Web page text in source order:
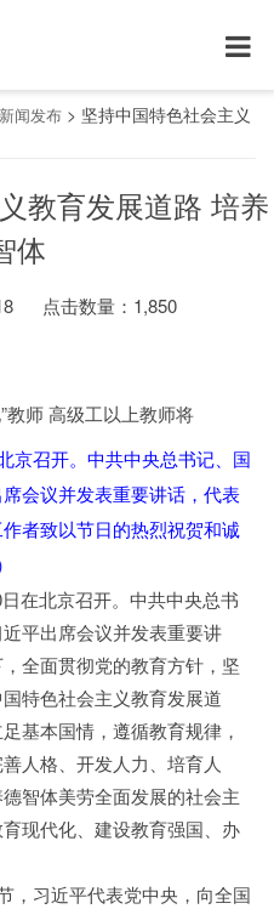
新闻发布 > 坚持中国特色社会主义
教育发展道路 培养
体
点击数量： 1,850
京召开。中共中央总书记、国
会议并发表重要讲话，代表
者致以节日的热烈祝贺和诚
在北京召开。中共中央总书
平出席会议并发表重要讲
全面贯彻党的教育方针，坚
特色社会主义教育发展道
基本国情，遵循教育规律，
人格、开发人力、培育人
智体美劳全面发展的社会主
现代化、建设教育强国、办
，习近平代表党中央，向全国